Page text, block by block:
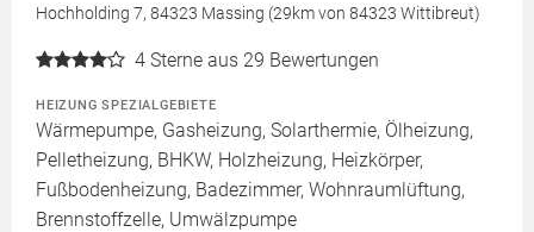
Hochholding 7, 84323 Massing (29km von 84323 Wittibreut)
4 Sterne aus 29 Bewertungen
HEIZUNG SPEZIALGEBIETE
Wärmepumpe, Gasheizung, Solarthermie, Ölheizung,
Pelletheizung, BHKW, Holzheizung, Heizkörper,
Fußbodenheizung, Badezimmer, Wohnraumlüftung,
Brennstoffzelle, Umwälzpumpe